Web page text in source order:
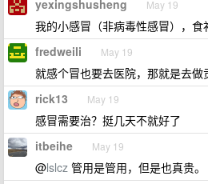
yexingshusheng May 19
我的小感冒（非病毒性感冒），食
fredweili May 19
就感个冒也要去医院，那就是去做
rick13 May 19
感冒需要治？挺几天不就好了
itbeihe May 19
@lslcz 管用是管用，但是也真贵